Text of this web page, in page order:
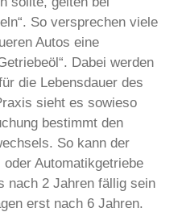
So versprechen viele
Autos eine
Dabei werden
die Lebensdauer des
sieht es sowieso
bestimmt den
So kann der
Automatikgetriebe
nach 2 Jahren fällig sein
erst nach 6 Jahren.